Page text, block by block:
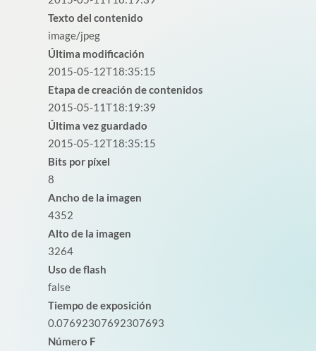
Texto del contenido
image/jpeg
Última modificación
2015-05-12T18:35:15
Etapa de creación de contenidos
2015-05-11T18:19:39
Última vez guardado
2015-05-12T18:35:15
Bits por píxel
8
Ancho de la imagen
4352
Alto de la imagen
3264
Uso de flash
false
Tiempo de exposición
0.07692307692307693
Número F